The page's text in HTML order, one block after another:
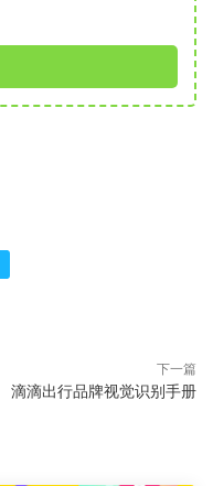
下一篇
滴滴出行品牌视觉识别手册